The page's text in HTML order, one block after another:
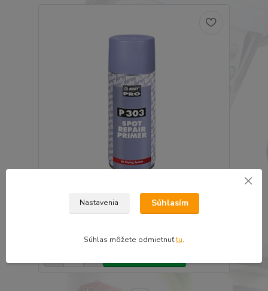
HB BODY 1K quick primer plnič - new P303 SPOT
REPAIR PRIMER / antikorózny základ v spreji šedý
bez DPH
Nastavenia Súhlasím
Súhlas môžete odmietnuťtu.